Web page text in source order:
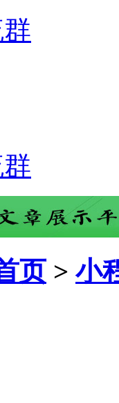
页 >小